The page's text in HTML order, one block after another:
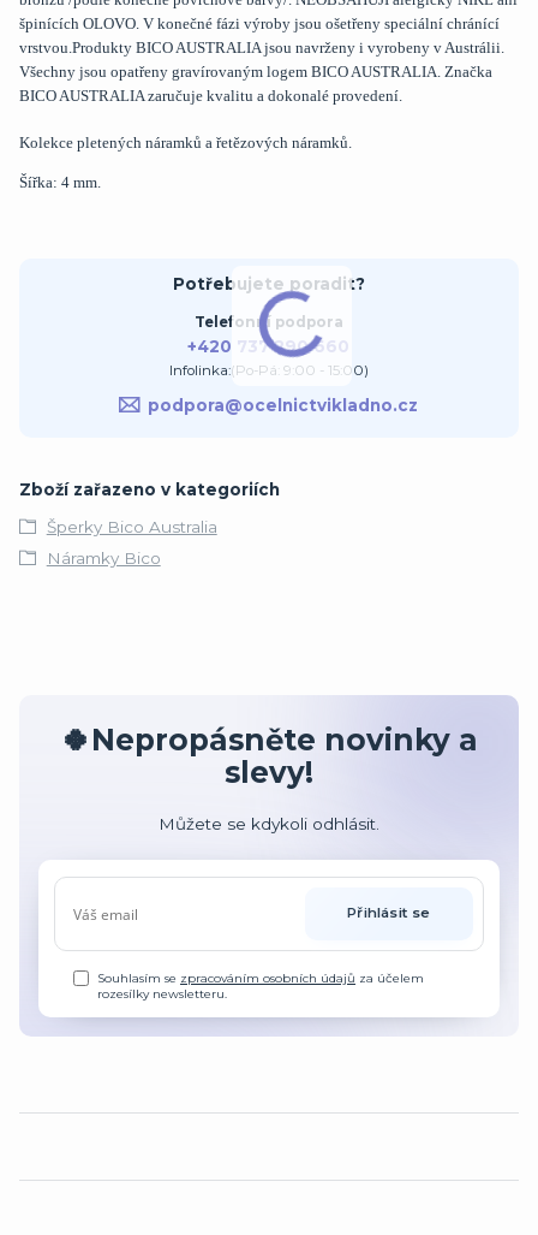
špinících OLOVO. V konečné fázi výroby jsou ošetřeny speciální chránící
vrstvou.Produkty BICO AUSTRALIA jsou navrženy i vyrobeny v Austrálii.
Všechny jsou opatřeny gravírovaným logem BICO AUSTRALIA. Značka
BICO AUSTRALIA zaručuje kvalitu a dokonalé provedení.
Kolekce pletených náramků a řetězových náramků.
Šířka: 4 mm.
Potřebujete poradit?
Telefonní podpora
+420 737 290 660
Infolinka:(Po-Pá: 9:00 - 15:00)
podpora@ocelnictvikladno.cz
Zboží zařazeno v kategoriích
Šperky Bico Australia
Náramky Bico
🍀Nepropásněte novinky a
slevy!
Můžete se kdykoli odhlásit.
Přihlásit se
Souhlasím se zpracováním osobních údajů za účelem
rozesílky newsletteru.